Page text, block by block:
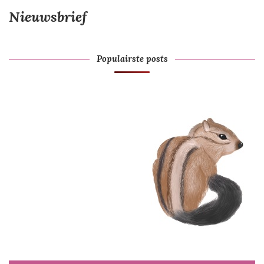
Nieuwsbrief
Populairste posts